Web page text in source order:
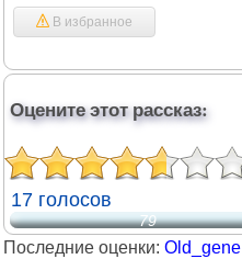
В избранное
Оцените этот рассказ:
17 голосов
79
Последние оценки: Old_gene